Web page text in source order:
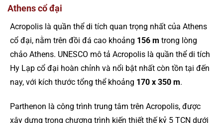
Athens cổ đại
Acropolis là quần thể di tích quan trọng nhất của Athens
cổ đại, nằm trên đồi đá cao khoảng 156 m trong lòng
chảo Athens. UNESCO mô tả Acropolis là quần thể di tích
Hy Lạp cổ đại hoàn chỉnh và nổi bật nhất còn tồn tại đến
nay, với kích thước tổng thể khoảng 170 x 350 m.
Parthenon là công trình trung tâm trên Acropolis, được
xây dựng trong chương trình kiến thiết thế kỷ 5 TCN dưới